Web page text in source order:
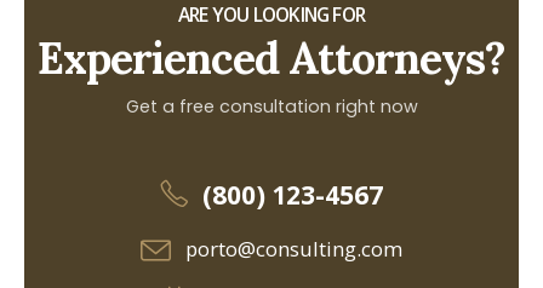
ARE YOU LOOKING FOR
Experienced Attorneys?
Get a free consultation right now
(800) 123-4567
porto@consulting.com